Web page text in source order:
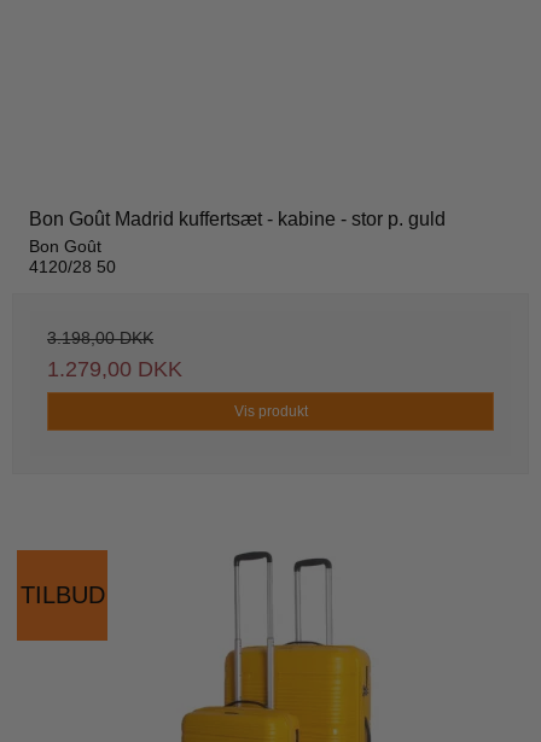
Bon Goût Madrid kuffertsæt - kabine - stor p. guld
Bon Goût
4120/28 50
3.198,00 DKK
1.279,00 DKK
Vis produkt
TILBUD